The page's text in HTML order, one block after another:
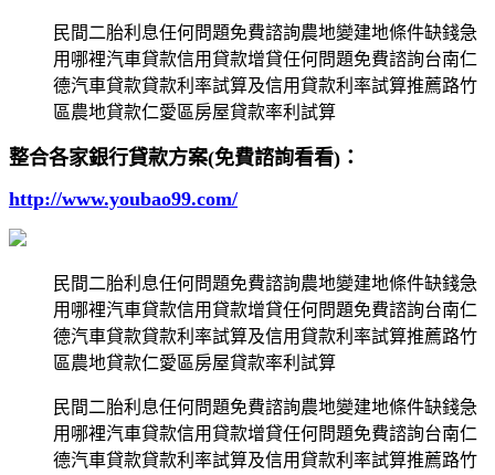
民間二胎利息任何問題免費諮詢農地變建地條件缺錢急
用哪裡汽車貸款信用貸款增貸任何問題免費諮詢台南仁
德汽車貸款貸款利率試算及信用貸款利率試算推薦路竹
區農地貸款仁愛區房屋貸款率利試算
整合各家銀行貸款方案(免費諮詢看看)：
http://www.youbao99.com/
民間二胎利息任何問題免費諮詢農地變建地條件缺錢急
用哪裡汽車貸款信用貸款增貸任何問題免費諮詢台南仁
德汽車貸款貸款利率試算及信用貸款利率試算推薦路竹
區農地貸款仁愛區房屋貸款率利試算
民間二胎利息任何問題免費諮詢農地變建地條件缺錢急
用哪裡汽車貸款信用貸款增貸任何問題免費諮詢台南仁
德汽車貸款貸款利率試算及信用貸款利率試算推薦路竹